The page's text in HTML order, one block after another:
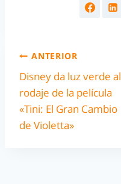
ANTERIOR
Disney da luz verde al
rodaje de la película
«Tini: El Gran Cambio
de Violetta»